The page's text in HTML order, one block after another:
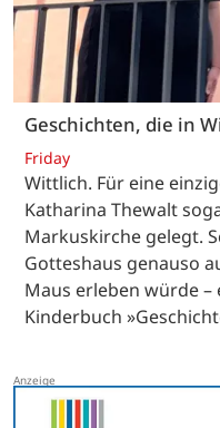
Geschichten, die in
Friday
Wittlich. Für eine
Katharina Thewalt
Markuskirche gelegt.
Gotteshaus genauso
Maus erleben würde –
Kinderbuch